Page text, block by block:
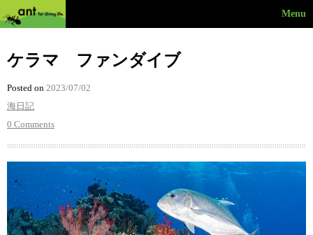
Menu
ケラマ ファンダイブ
Posted on 2023/07/02
海日記
0 Comments